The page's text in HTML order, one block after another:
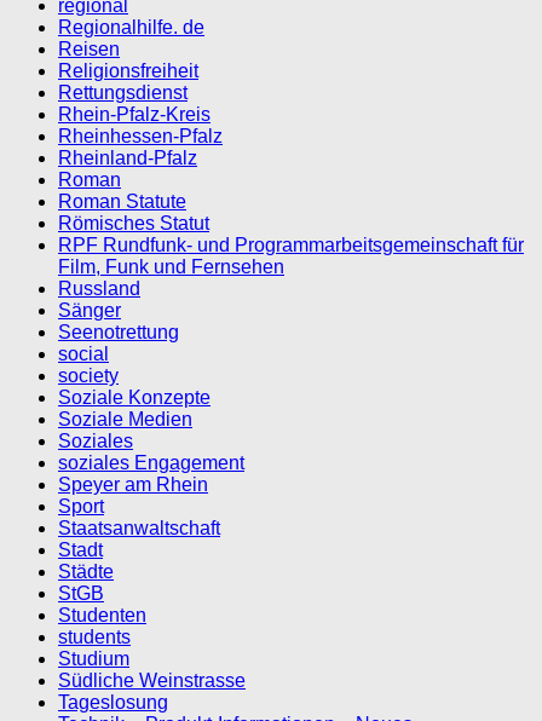
regional
Regionalhilfe. de
Reisen
Religionsfreiheit
Rettungsdienst
Rhein-Pfalz-Kreis
Rheinhessen-Pfalz
Rheinland-Pfalz
Roman
Roman Statute
Römisches Statut
RPF Rundfunk- und Programmarbeitsgemeinschaft für
Film, Funk und Fernsehen
Russland
Sänger
Seenotrettung
social
society
Soziale Konzepte
Soziale Medien
Soziales
soziales Engagement
Speyer am Rhein
Sport
Staatsanwaltschaft
Stadt
Städte
StGB
Studenten
students
Studium
Südliche Weinstrasse
Tageslosung